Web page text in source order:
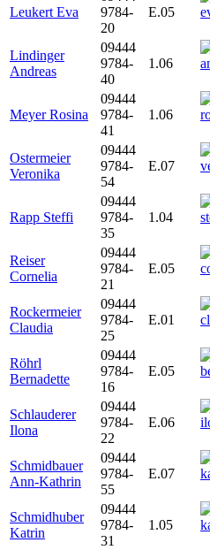
Leukert Eva
9784-
20
E.05
Lindinger
Andreas
09444
9784-
40
1.06
Meyer Rosina
09444
9784-
41
1.06
Ostermeier
Veronika
09444
9784-
54
E.07
Rapp Steffi
09444
9784-
35
1.04
Reiser
Cornelia
09444
9784-
21
E.05
Rockermeier
Claudia
09444
9784-
25
E.01
Röhrl
Bernadette
09444
9784-
16
E.05
Schlauderer
Ilona
09444
9784-
22
E.06
Schmidbauer
Ann-Kathrin
09444
9784-
55
E.07
Schmidhuber
Katrin
09444
9784-
31
1.05